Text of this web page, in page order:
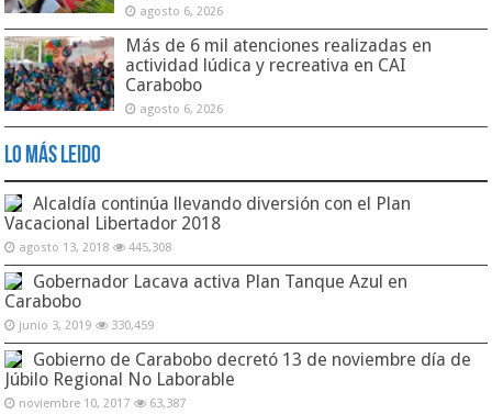
agosto 6, 2026
Más de 6 mil atenciones realizadas en
actividad lúdica y recreativa en CAI
Carabobo
agosto 6, 2026
Lo Más Leido
Alcaldía continúa llevando diversión con el Plan
Vacacional Libertador 2018
agosto 13, 2018 445,308
Gobernador Lacava activa Plan Tanque Azul en
Carabobo
junio 3, 2019 330,459
Gobierno de Carabobo decretó 13 de noviembre día de
Júbilo Regional No Laborable
noviembre 10, 2017 63,387